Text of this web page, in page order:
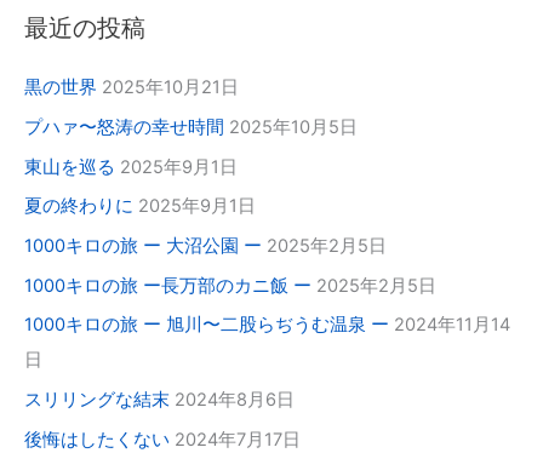
最近の投稿
黒の世界 2025年10月21日
プハァ〜怒涛の幸せ時間 2025年10月5日
東山を巡る 2025年9月1日
夏の終わりに 2025年9月1日
1000キロの旅 ー 大沼公園 ー 2025年2月5日
1000キロの旅 ー長万部のカニ飯 ー 2025年2月5日
1000キロの旅 ー 旭川〜二股らぢうむ温泉 ー 2024年11月14
日
スリリングな結末 2024年8月6日
後悔はしたくない 2024年7月17日